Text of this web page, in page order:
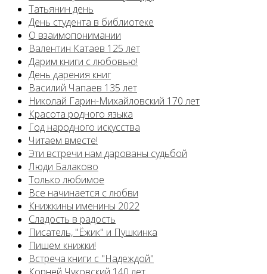
Татьянин день
День студента в библиотеке
О взаимопонимании
Валентин Катаев 125 лет
Дарим книги с любовью!
День дарения книг
Василий Чапаев 135 лет
Николай Гарин-Михайловский 170 лет
Красота родного языка
Год народного искусства
Читаем вместе!
Эти встречи нам дарованы судьбой
Люди Балаково
Только любимое
Все начинается с любви
Книжкины именины 2022
Сладость в радость
Писатель, "Ёжик" и Пушкинка
Пишем книжки!
Встреча книги с "Надеждой"